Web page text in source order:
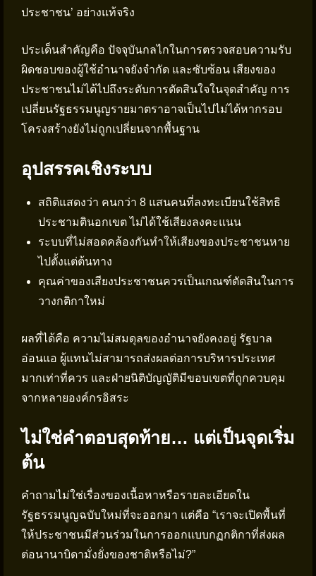
ประชาชน’ อย่างแท้จริง
ประเด็นสำคัญคือ ปัจจุบันกลไกในการตรวจสอบความรับ
ผิดชอบของผู้ใช้อำนาจยังจำกัด และซับซ้อน เสียงของ
ประชาชนไม่ได้ไปถึงระดับการตัดสินใจในจุดสำคัญ การ
เปลี่ยนรัฐธรรมนูญรายมาตราอาจเป็นไปไม่ได้หากรอบ
โครงสร้างยังไม่ถูกเปลี่ยนจากพื้นฐาน
อุปสรรคเชิงระบบ
สถิติแสดงว่า คนกว่า 8 แสนคนที่ลงทะเบียนใช้สิทธิ
ประชามตินอกเขต ไม่ได้ใช้เสียงลงคะแนน
ระบบที่ไม่สอดคล้องกันทำให้เสียงของประชาชนหาย
ไปตั้งแต่ต้นทาง
คุณค่าของเสียงประชาชนควรเป็นเกณฑ์ตัดสินในการ
วางกติกาใหม่
ผลที่ได้คือ ความไม่สมดุลของอำนาจยังคงอยู่ รัฐบาล
อ่อนแอ ผู้แทนไม่สามารถส่งผลต่อการบริหารประเทศ
มากเท่าที่ควร และฝ่ายนิติบัญญัติมีขอบเขตที่ถูกควบคุม
จากหลายองค์กรอิสระ
ไม่ใช่คำตอบสุดท้าย… แต่เป็นจุดเริ่ม
ต้น
คำถามไม่ใช่เรื่องของเนื้อหาหรือรายละเอียดใน
รัฐธรรมนูญฉบับใหม่ที่จะออกมา แต่คือ “เราจะเปิดพื้นที่
ให้ประชาชนมีส่วนร่วมในการออกแบบกฏกติกาที่ส่งผล
ต่อนานาบิดามั่งยั่งของชาติหรือไม่?”